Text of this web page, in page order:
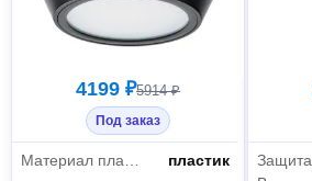
4199 ₽5914 ₽
Под заказ
пластик